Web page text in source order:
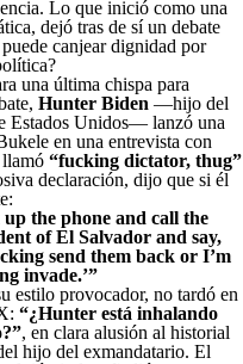
Lo que inició como una
dejó tras de sí un debate
canjear dignidad por
una última chispa para
Hunter Biden —hijo del
Estados Unidos— lanzó una
en una entrevista con
“fucking dictator, thug”
declaración, dijo que si él
the phone and call the
of El Salvador and say,
send them back or I’m
invade.’”
estilo provocador, no tardó en
“¿Hunter está inhalando
, en clara alusión al historial
hijo del exmandatario. El